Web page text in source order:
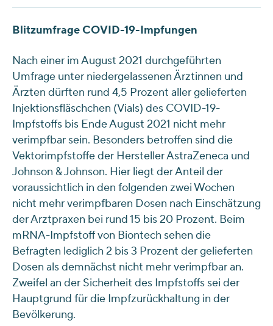
Blitzumfrage COVID-19-Impfungen
Nach einer im August 2021 durchgeführten
Umfrage unter niedergelassenen Ärztinnen und
Ärzten dürften rund 4,5 Prozent aller gelieferten
Injektionsfläschchen (Vials) des COVID-19-
Impfstoffs bis Ende August 2021 nicht mehr
verimpfbar sein. Besonders betroffen sind die
Vektorimpfstoffe der Hersteller AstraZeneca und
Johnson & Johnson. Hier liegt der Anteil der
voraussichtlich in den folgenden zwei Wochen
nicht mehr verimpfbaren Dosen nach Einschätzung
der Arztpraxen bei rund 15 bis 20 Prozent. Beim
mRNA-Impfstoff von Biontech sehen die
Befragten lediglich 2 bis 3 Prozent der gelieferten
Dosen als demnächst nicht mehr verimpfbar an.
Zweifel an der Sicherheit des Impfstoffs sei der
Hauptgrund für die Impfzurückhaltung in der
Bevölkerung.